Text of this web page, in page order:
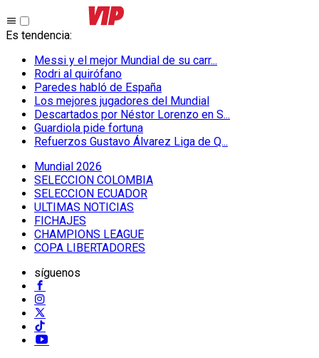
Es tendencia:
Messi y el mejor Mundial de su carr...
Rodri al quirófano
Paredes habló de España
Los mejores jugadores del Mundial
Descartados por Néstor Lorenzo en S...
Guardiola pide fortuna
Refuerzos Gustavo Álvarez Liga de Q...
Mundial 2026
SELECCION COLOMBIA
SELECCION ECUADOR
ULTIMAS NOTICIAS
FICHAJES
CHAMPIONS LEAGUE
COPA LIBERTADORES
síguenos